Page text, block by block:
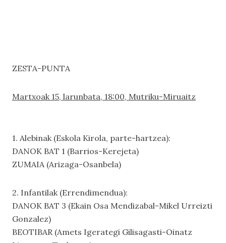
ZESTA-PUNTA
Martxoak 15, larunbata, 18:00, Mutriku-Miruaitz
1. Alebinak (Eskola Kirola, parte-hartzea):
DANOK BAT 1 (Barrios-Kerejeta)
ZUMAIA (Arizaga-Osanbela)
2. Infantilak (Errendimendua):
DANOK BAT 3 (Ekain Osa Mendizabal-Mikel Urreizti
Gonzalez)
BEOTIBAR (Amets Igerategi Gilisagasti-Oinatz